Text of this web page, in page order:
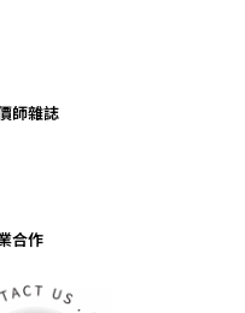
師雜誌
合作